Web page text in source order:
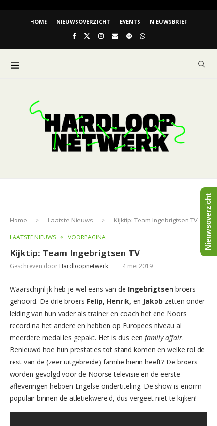
HOME NIEUWSOVERZICHT EVENTS NIEUWSBRIEF
Home Laatste Nieuws Kijktip: Team Ingebrigtsen TV
LAATSTE NIEUWS VOORPAGINA
Kijktip: Team Ingebrigtsen TV
Geschreven door Hardloopnetwerk 4 mei 2019
Waarschijnlijk heb je wel eens van de Ingebrigtsen broers
gehoord. De drie broers Felip, Henrik, en Jakob zetten onder
leiding van hun vader als trainer en coach het ene Noors
record na het andere en hebben op Europees niveau al
meerdere medailles gepakt. Het is dus een family affair.
Benieuwd hoe hun prestaties tot stand komen en welke rol de
rest van de (zeer uitgebreide) familie hierin heeft? De broers
worden gevolgd voor de Noorse televisie en de eerste
afleveringen hebben Engelse ondertiteling. De show is enorm
populair binnen de atletiekwereld, dus vergeet niet te kijken!
Nieuwsoverzicht